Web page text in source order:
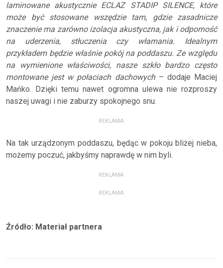
laminowane akustycznie ECLAZ STADIP SILENCE, które
może być stosowane wszędzie tam, gdzie zasadnicze
znaczenie ma zarówno izolacja akustyczna, jak i odporność
na uderzenia, stłuczenia czy włamania. Idealnym
przykładem będzie właśnie pokój na poddaszu. Ze względu
na wymienione właściwości, nasze szkło bardzo często
montowane jest w połaciach dachowych– dodaje Maciej
Mańko. Dzięki temu nawet ogromna ulewa nie rozproszy
naszej uwagi i nie zaburzy spokojnego snu.
REKLAMA:
Na tak urządzonym poddaszu, będąc w pokoju bliżej nieba,
możemy poczuć, jakbyśmy naprawdę w nim byli.
REKLAMA:
REKLAMA:
Źródło: Materiał partnera